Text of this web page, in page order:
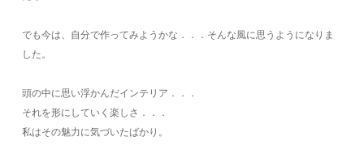
でも今は、自分で作ってみようかな．．．そんな風に思うようになりま
した。
頭の中に思い浮かんだインテリア．．．
それを形にしていく楽しさ．．．
私はその魅力に気づいたばかり。